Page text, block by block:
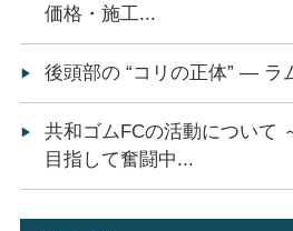
価格・施工...
後頭部の “コリの正体” ― ラ
共和ゴムFCの活動について
目指して奮闘中...